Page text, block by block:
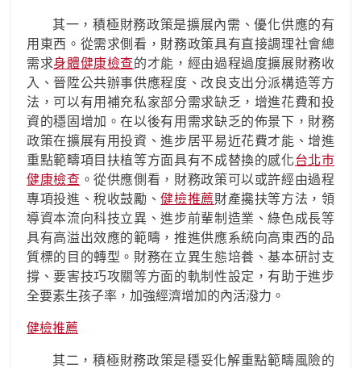
其一，積極財務政策是擴展內需、優化供應的有
用東西。從需求側看，財務政策具有直接調理社會總
需求身體健康檢查的才能，經由過程過度擴展財務收
入、晉陞公共辦事供應程度、改良支出分派構造等方
法，可以有用補充私家部分需求缺乏，增進花費和投
資的穩固增加。在以後有用需求缺乏的佈景下，財務
政策在擴展有用投資、進步居平易近花費才能、增進
重點範疇項目扶植等方面具有不成替換的感化台北巿
健康檢查 。從供應側看，財務政策可以或許經由過程
專項投進、稅收鼓勵、健檢推薦財產攙扶等方法，領
導資本流向科技立異、進步前輩制造業、綠色成長等
具有高溢出效應的範疇，推進供應系統向高東西的品
質標的目的轉型。財務在立異生態培養、基本研討支
撐、要害技巧攻關等方面的軌制性設定，有助于進步
全要素生孩子率，加強經濟增加的內活潑力。
健檢推薦
其二，積極財務政策是穩妥化解重點範疇風險的